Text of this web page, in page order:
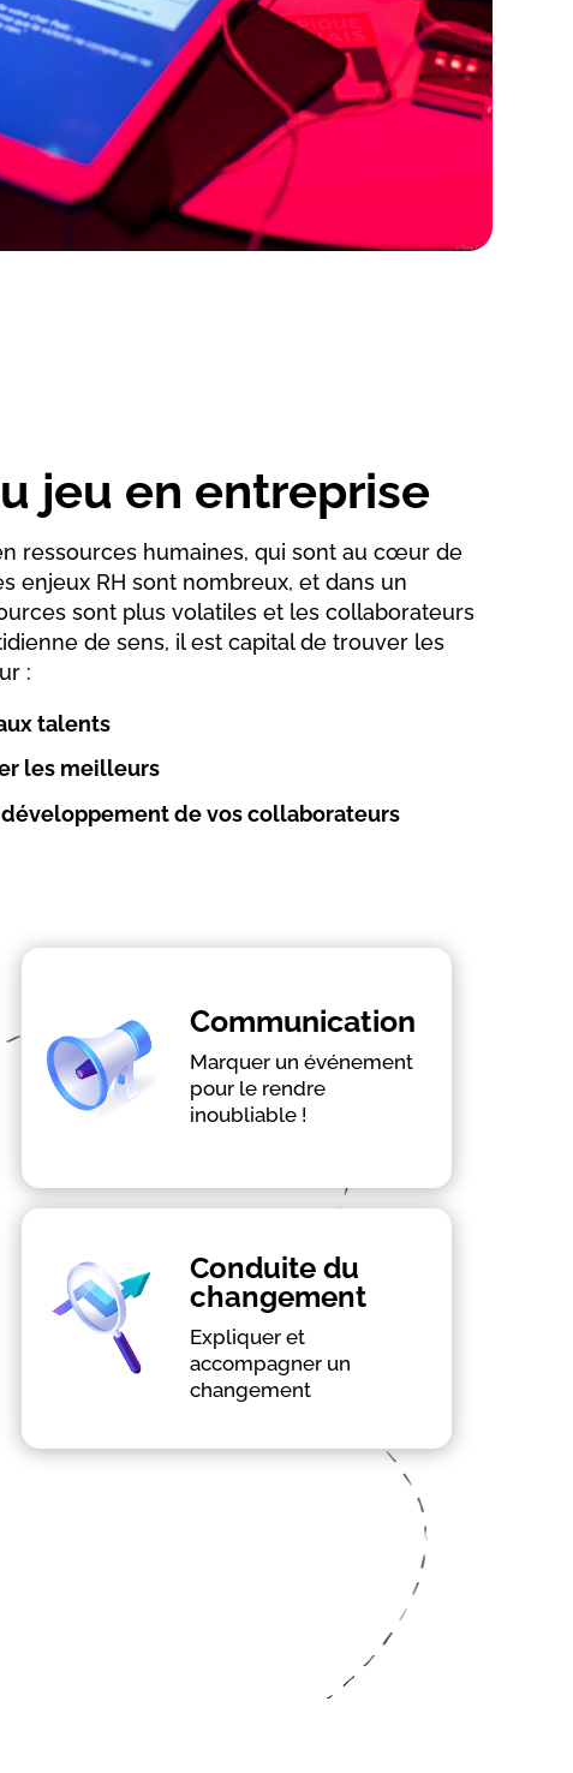
jeu en entreprise
ressources humaines, qui sont au cœur de
enjeux RH sont nombreux, et dans un
sont plus volatiles et les collaborateurs
de sens, il est capital de trouver les
:
talents
les meilleurs
de vos collaborateurs
Communication
Marquer un événement
pour le rendre
inoubliable !
Renforcer la marque employeur
Transmettre des messages
Conduite du
changement
Expliquer et
accompagner un
changement
Rendre acteur du changement
Aider à s'approprier la nouveauté
Approche bienveillante